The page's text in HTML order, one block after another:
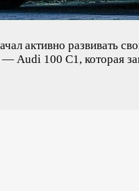
активно развивать
Audi 100 C1, которая